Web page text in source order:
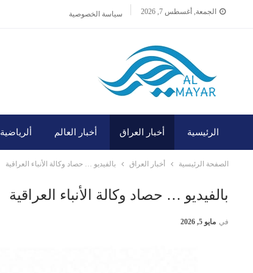
الجمعة, أغسطس 7, 2026 سياسة الخصوصية
الرئيسية أخبار العراق أخبار العالم ألرياضية
الصفحة الرئيسية أخبار العراق بالفيديو … حصاد وكالة الأنباء العراقية
بالفيديو … حصاد وكالة الأنباء العراقية
في مايو 5, 2026